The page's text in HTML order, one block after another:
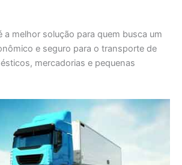
a melhor solução para quem busca um
e seguro para o transporte de
mercadorias e pequenas